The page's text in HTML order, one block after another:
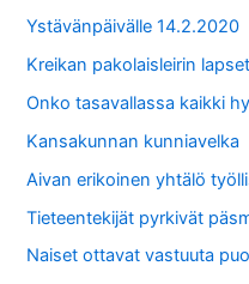
Ystävänpäivälle 14.2.2020
Kreikan pakolaisleirin
Onko tasavallassa kaikki
Kansakunnan kunniavelka
Aivan erikoinen yhtälö
Tieteentekijät pyrkivät
Naiset ottavat vastuuta